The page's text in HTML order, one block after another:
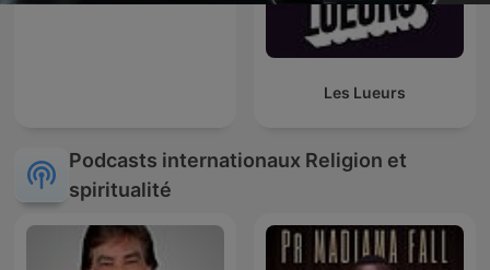
Les Lueurs
Podcasts internationaux Religion et
spiritualité